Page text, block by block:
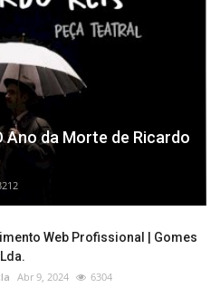
Ano da Morte de Ricardo
Web Profissional | Gomes
Abr 9, 2024 6304